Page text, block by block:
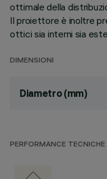
ottimale della
Il proiettore è inoltre
ottici sia interni sia
DIMENSIONI
Diametro (mm)
PERFORMANCE TECNICHE